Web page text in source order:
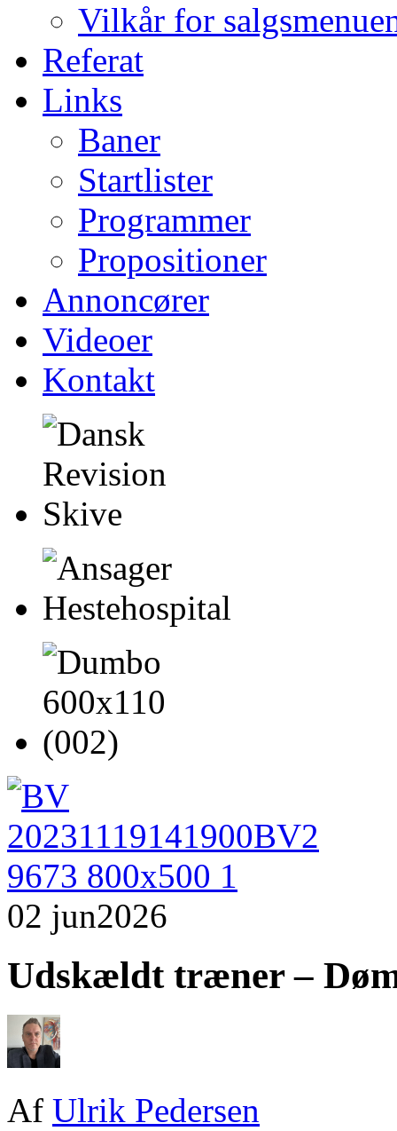
Vilkår for
Referat
Links
Baner
Startlister
Programmer
Propositioner
Annoncører
Videoer
Kontakt
02 jun2026
Udskældt træner –
Af Ulrik Pedersen